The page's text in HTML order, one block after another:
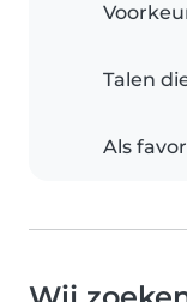
Talen
Als